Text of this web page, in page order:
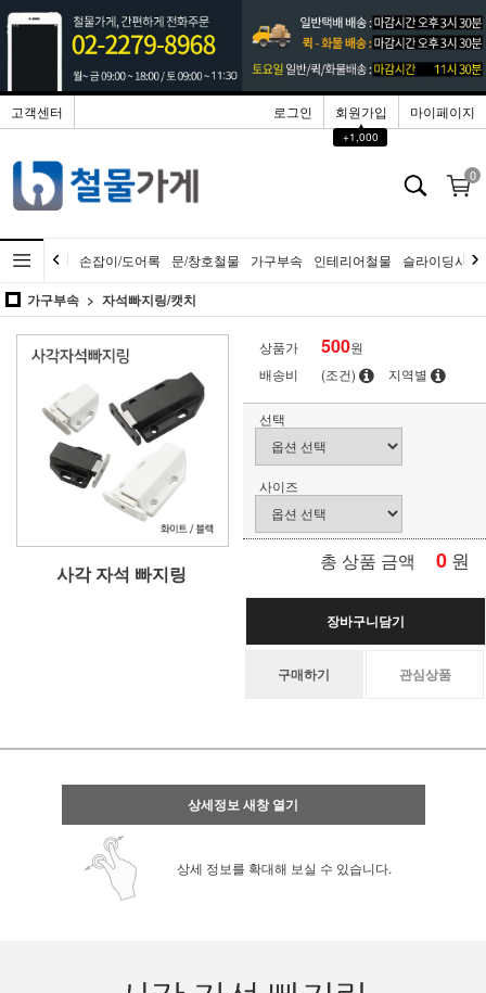
고객센터 로그인
회원가입
▲
+1,000
마이페이지
0
손잡이/도어록 문/창호철물 가구부속 인테리어철물 슬라이딩시스
가구부속 자석빠지링/캣치
사각 자석 빠지링
상품가 500원
배송비
(조건) 지역별
선택
사이즈
총 상품 금액 0 원
장바구니담기
구매하기 관심상품
상세정보 새창 열기
상세 정보를 확대해 보실 수 있습니다.